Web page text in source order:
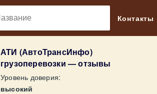
Контакты
АТИ (АвтоТрансИнфо)
грузоперевозки — отзывы
Уровень доверия:
высокий